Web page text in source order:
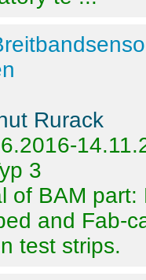
Rurack
3
of BAM
and Fab-
test strips.